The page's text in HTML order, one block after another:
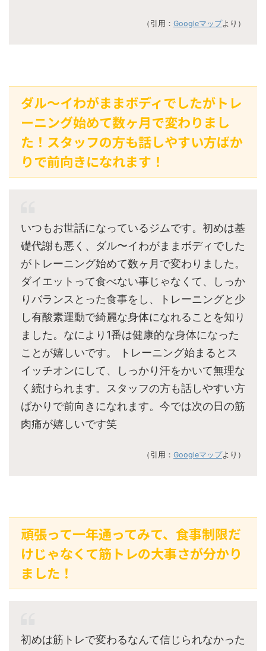
（引用： Googleマップより）
ダル〜イわがままボディでしたがトレ
ーニング始めて数ヶ月で変わりまし
た！スタッフの方も話しやすい方ばか
りで前向きになれます！
いつもお世話になっているジムです。初めは基
礎代謝も悪く、ダル〜イわがままボディでした
がトレーニング始めて数ヶ月で変わりました。
ダイエットって食べない事じゃなくて、しっか
りバランスとった食事をし、トレーニングと少
し有酸素運動で綺麗な身体になれることを知り
ました。なにより1番は健康的な身体になった
ことが嬉しいです。 トレーニング始まるとス
イッチオンにして、しっかり汗をかいて無理な
く続けられます。スタッフの方も話しやすい方
ばかりで前向きになれます。今では次の日の筋
肉痛が嬉しいです笑
（引用： Googleマップより）
頑張って一年通ってみて、食事制限だ
けじゃなくて筋トレの大事さが分かり
ました！
初めは筋トレで変わるなんて信じられなかった